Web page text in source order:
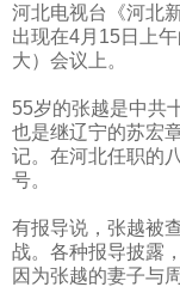
河北电视台《河北
出现在4月 15日上
大）会议上。
55岁的张越是中共
也是继辽宁的苏宏
记。在河北任职的
号。
有报导说，张越被
战。各种报导披露
因为张越的妻子与